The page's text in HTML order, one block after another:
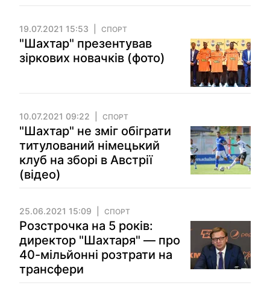
19.07.2021 15:53 СПОРТ
"Шахтар" презентував
зіркових новачків (фото)
10.07.2021 09:22 СПОРТ
"Шахтар" не зміг обіграти
титулований німецький
клуб на зборі в Австрії
(відео)
25.06.2021 15:09 СПОРТ
Розстрочка на 5 років:
директор "Шахтаря" — про
40-мільйонні розтрати на
трансфери